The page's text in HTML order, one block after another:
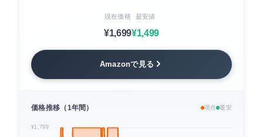
現在価格
¥1,699
最安値
¥1,499
Amazonで見る
価格推移（1年間） 現在 最安
¥1,799